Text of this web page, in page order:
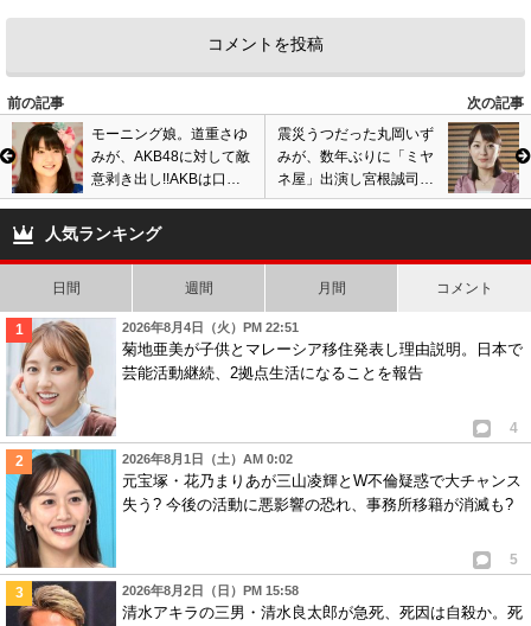
前の記事
次の記事
モーニング娘。道重さゆ
みが、AKB48に対して敵
意剥き出し!!AKBは口パ
ク、天狗になってると悪
口連発!!
震災うつだった丸岡いず
みが、数年ぶりに「ミヤ
ネ屋」出演し宮根誠司と
共演!!うつの原因は宮根
人気ランキング
日間 週間 月間 コメント
2026年8月4日（火）PM 22:51
菊地亜美が子供とマレーシア移住発表し理由説明。日本で
芸能活動継続、2拠点生活になることを報告
4
2026年8月1日（土）AM 0:02
元宝塚・花乃まりあが三山凌輝とW不倫疑惑で大チャンス
失う? 今後の活動に悪影響の恐れ、事務所移籍が消滅も?
5
2026年8月2日（日）PM 15:58
清水アキラの三男・清水良太郎が急死、死因は自殺か。死